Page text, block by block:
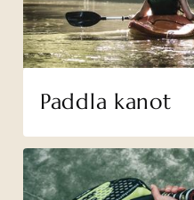
Paddla kanot